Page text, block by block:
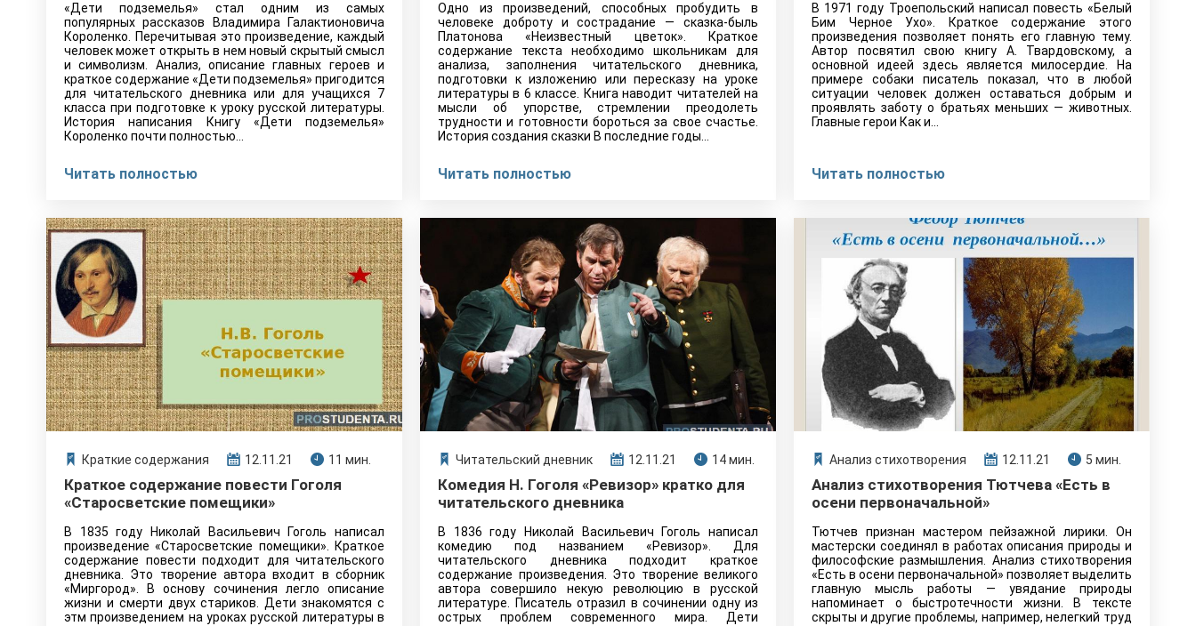
«Дети подземелья» стал одним из самых
популярных рассказов Владимира Галактионовича
Короленко. Перечитывая это произведение, каждый
человек может открыть в нем новый скрытый смысл
и символизм. Анализ, описание главных героев и
краткое содержание «Дети подземелья» пригодится
для читательского дневника или для учащихся 7
класса при подготовке к уроку русской литературы.
История написания Книгу «Дети подземелья»
Короленко почти полностью…
Читать полностью
Одно из произведений, способных пробудить в
человеке доброту и сострадание — сказка-быль
Платонова «Неизвестный цветок». Краткое
содержание текста необходимо школьникам для
анализа, заполнения читательского дневника,
подготовки к изложению или пересказу на уроке
литературы в 6 классе. Книга наводит читателей на
мысли об упорстве, стремлении преодолеть
трудности и готовности бороться за свое счастье.
История создания сказки В последние годы…
Читать полностью
В 1971 году Троепольский написал повесть «Белый
Бим Черное Ухо». Краткое содержание этого
произведения позволяет понять его главную тему.
Автор посвятил свою книгу А. Твардовскому, а
основной идеей здесь является милосердие. На
примере собаки писатель показал, что в любой
ситуации человек должен оставаться добрым и
проявлять заботу о братьях меньших — животных.
Главные герои Как и…
Читать полностью
Краткие содержания 12.11.21 11 мин.
Краткое содержание повести Гоголя
«Старосветские помещики»
В 1835 году Николай Васильевич Гоголь написал
произведение «Старосветские помещики». Краткое
содержание повести подходит для читательского
дневника. Это творение автора входит в сборник
«Миргород». В основу сочинения легло описание
жизни и смерти двух стариков. Дети знакомятся с
этм произведением на уроках русской литературы в
Читательский дневник 12.11.21 14 мин.
Комедия Н. Гоголя «Ревизор» кратко для
читательского дневника
В 1836 году Николай Васильевич Гоголь написал
комедию под названием «Ревизор». Для
читательского дневника подходит краткое
содержание произведения. Это творение великого
автора совершило некую революцию в русской
литературе. Писатель отразил в сочинении одну из
острых проблем современного мира. Дети
Анализ стихотворения 12.11.21 5 мин.
Анализ стихотворения Тютчева «Есть в
осени первоначальной»
Тютчев признан мастером пейзажной лирики. Он
мастерски соединял в работах описания природы и
философские размышления. Анализ стихотворения
«Есть в осени первоначальной» позволяет выделить
главную мысль работы — увядание природы
напоминает о быстротечности жизни. В тексте
скрыты и другие проблемы, например, нелегкий труд